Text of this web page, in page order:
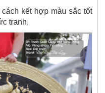
kết hợp màu sắc tốt
tranh.